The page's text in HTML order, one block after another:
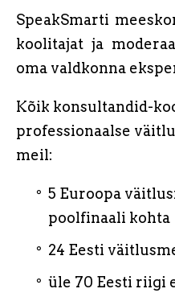
SpeakSmarti
koolitajat ja
oma valdkonna
Kõik konsultandid-
professionaalse
meil:
5 Euroopa
poolfinaali kohta
24 Eesti
üle 70 Eesti riigi